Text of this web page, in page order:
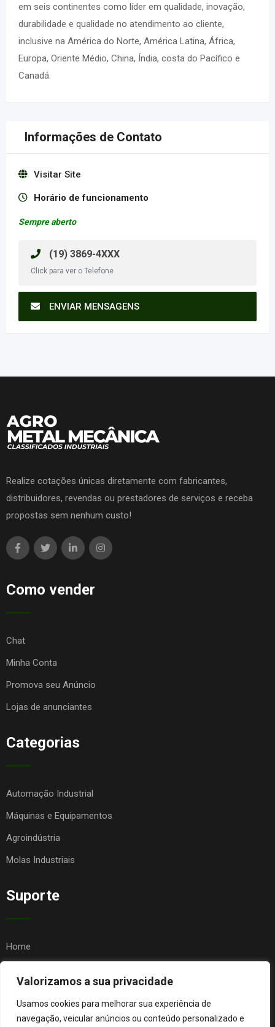
Valorizamos a sua privacidade
Usamos cookies para melhorar sua experiência de
navegação, veicular anúncios ou conteúdo personalizado e
em seis continentes como líder em qualidade, inovação,
durabilidade e qualidade no atendimento ao cliente,
inclusive na América do Norte, América Latina, África,
Europa, Oriente Médio, China, Índia, costa do Pacífico e
Canadá.
Informações de Contato
Visitar Site
Horário de funcionamento
Sempre aberto
(19) 3869-4XXX
Click para ver o Telefone
ENVIAR MENSAGENS
Realize cotações únicas diretamente com fabricantes,
distribuidores, revendas ou prestadores de serviços e receba
propostas sem nenhum custo!
Como vender
Chat
Minha Conta
Promova seu Anúncio
Lojas de anunciantes
Categorias
Automação Industrial
Máquinas e Equipamentos
Agroindústria
Molas Industriais
Suporte
Home